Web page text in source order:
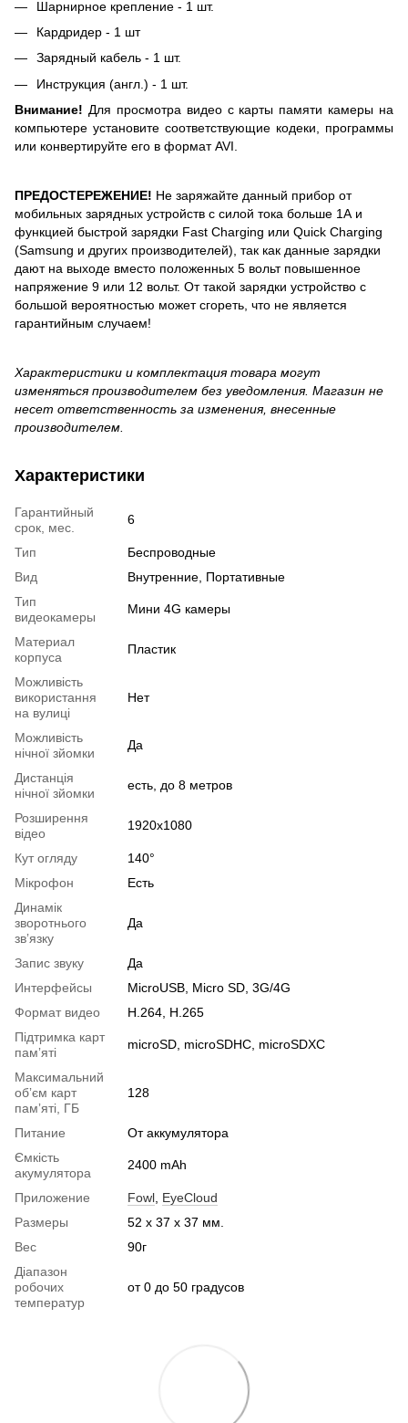
Шарнирное крепление - 1 шт.
Кардридер - 1 шт
Зарядный кабель - 1 шт.
Инструкция (англ.) - 1 шт.
Внимание! Для просмотра видео с карты памяти камеры на
компьютере установите соответствующие кодеки, программы
или конвертируйте его в формат AVI.
ПРЕДОСТЕРЕЖЕНИЕ! Не заряжайте данный прибор от
мобильных зарядных устройств с силой тока больше 1А и
функцией быстрой зарядки Fast Charging или Quick Charging
(Samsung и других производителей), так как данные зарядки
дают на выходе вместо положенных 5 вольт повышенное
напряжение 9 или 12 вольт. От такой зарядки устройство с
большой вероятностью может сгореть, что не является
гарантийным случаем!
Характеристики и комплектация товара могут
изменяться производителем без уведомления. Магазин не
несет ответственность за изменения, внесенные
производителем.
Характеристики
Гарантийный
срок, мес.
6
Тип
Беспроводные
Вид
Внутренние, Портативные
Тип
видеокамеры
Мини 4G камеры
Материал
корпуса
Пластик
Можливість
використання
на вулиці
Нет
Можливість
нічної зйомки
Да
Дистанція
нічної зйомки
есть, до 8 метров
Розширення
відео
1920x1080
Кут огляду
140°
Мікрофон
Есть
Динамік
зворотнього
звʼязку
Да
Запис звуку
Да
Интерфейсы
MicroUSB, Micro SD, 3G/4G
Формат видео
H.264, H.265
Підтримка карт
памʼяті
microSD, microSDHC, microSDXC
Максимальний
обʼєм карт
памʼяті, ГБ
128
Питание
От аккумулятора
Ємкість
акумулятора
2400 mAh
Приложение Fowl EyeCloud
Размеры
52 х 37 х 37 мм.
Вес
90г
Діапазон
робочих
температур
от 0 до 50 градусов